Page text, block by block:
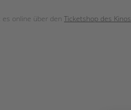
es online über den Ticketshop des Kinos